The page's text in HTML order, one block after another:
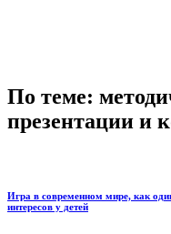
По теме:
презентации и
Игра в современном мире, как
интересов у детей